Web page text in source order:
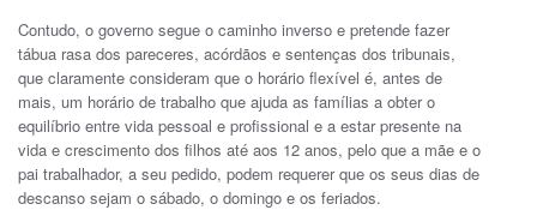
Contudo, o governo segue o caminho inverso e pretende fazer
tábua rasa dos pareceres, acórdãos e sentenças dos tribunais,
que claramente consideram que o horário flexível é, antes de
mais, um horário de trabalho que ajuda as famílias a obter o
equilíbrio entre vida pessoal e profissional e a estar presente na
vida e crescimento dos filhos até aos 12 anos, pelo que a mãe e o
pai trabalhador, a seu pedido, podem requerer que os seus dias de
descanso sejam o sábado, o domingo e os feriados.